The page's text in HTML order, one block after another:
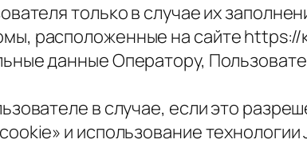
только в случае их
расположенные на сайте https://
данные Оператору,
в случае, если это
и использование технологии